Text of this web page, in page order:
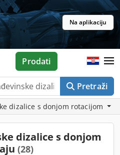
Na aplikaciju
Pretraži
Prodati
dizalice s donjom rotacijom
dizalice s donjom
(28)